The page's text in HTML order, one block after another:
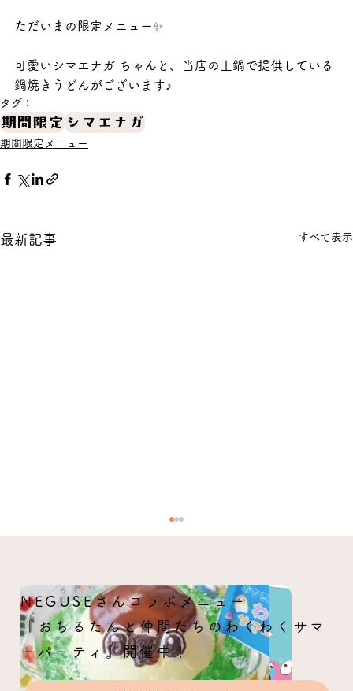
ただいまの限定メニュー✨
可愛いシマエナガ ちゃんと、当店の土鍋で提供している
鍋焼きうどんがございます♪
タグ：
期間限定 シマエナガ
期間限定メニュー
最新記事 すべて表示
NEGUSEさんコラボメニュー
『おちるたんと仲間たちのわくわくサマ
ーパーティ』開催中！